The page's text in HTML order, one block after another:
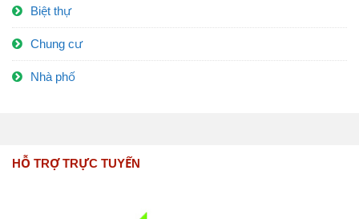
Biệt thự
Chung cư
Nhà phố
HỖ TRỢ TRỰC TUYẾN